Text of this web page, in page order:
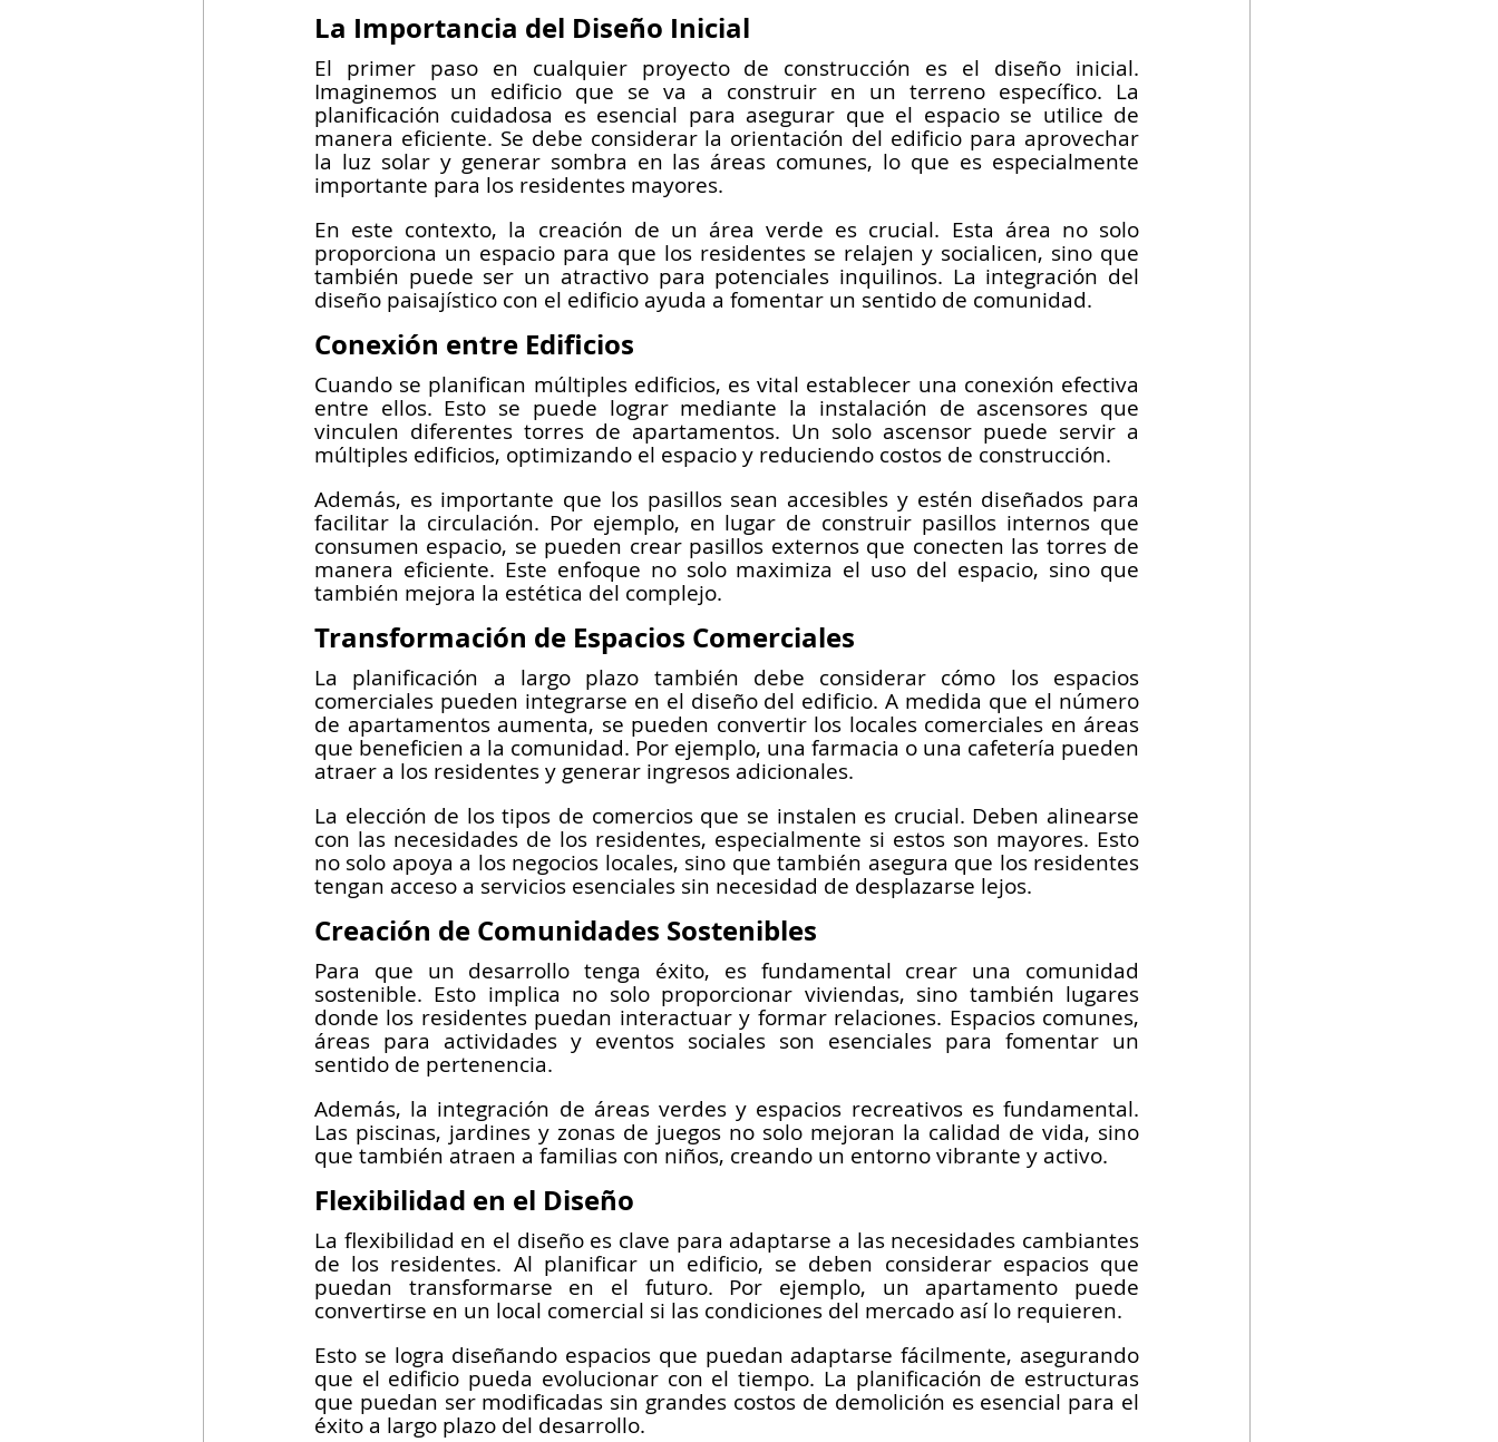
La Importancia del Diseño Inicial
El primer paso en cualquier proyecto de construcción es el diseño inicial.
Imaginemos un edificio que se va a construir en un terreno específico. La
planificación cuidadosa es esencial para asegurar que el espacio se utilice de
manera eficiente. Se debe considerar la orientación del edificio para aprovechar
la luz solar y generar sombra en las áreas comunes, lo que es especialmente
importante para los residentes mayores.
En este contexto, la creación de un área verde es crucial. Esta área no solo
proporciona un espacio para que los residentes se relajen y socialicen, sino que
también puede ser un atractivo para potenciales inquilinos. La integración del
diseño paisajístico con el edificio ayuda a fomentar un sentido de comunidad.
Conexión entre Edificios
Cuando se planifican múltiples edificios, es vital establecer una conexión efectiva
entre ellos. Esto se puede lograr mediante la instalación de ascensores que
vinculen diferentes torres de apartamentos. Un solo ascensor puede servir a
múltiples edificios, optimizando el espacio y reduciendo costos de construcción.
Además, es importante que los pasillos sean accesibles y estén diseñados para
facilitar la circulación. Por ejemplo, en lugar de construir pasillos internos que
consumen espacio, se pueden crear pasillos externos que conecten las torres de
manera eficiente. Este enfoque no solo maximiza el uso del espacio, sino que
también mejora la estética del complejo.
Transformación de Espacios Comerciales
La planificación a largo plazo también debe considerar cómo los espacios
comerciales pueden integrarse en el diseño del edificio. A medida que el número
de apartamentos aumenta, se pueden convertir los locales comerciales en áreas
que beneficien a la comunidad. Por ejemplo, una farmacia o una cafetería pueden
atraer a los residentes y generar ingresos adicionales.
La elección de los tipos de comercios que se instalen es crucial. Deben alinearse
con las necesidades de los residentes, especialmente si estos son mayores. Esto
no solo apoya a los negocios locales, sino que también asegura que los residentes
tengan acceso a servicios esenciales sin necesidad de desplazarse lejos.
Creación de Comunidades Sostenibles
Para que un desarrollo tenga éxito, es fundamental crear una comunidad
sostenible. Esto implica no solo proporcionar viviendas, sino también lugares
donde los residentes puedan interactuar y formar relaciones. Espacios comunes,
áreas para actividades y eventos sociales son esenciales para fomentar un
sentido de pertenencia.
Además, la integración de áreas verdes y espacios recreativos es fundamental.
Las piscinas, jardines y zonas de juegos no solo mejoran la calidad de vida, sino
que también atraen a familias con niños, creando un entorno vibrante y activo.
Flexibilidad en el Diseño
La flexibilidad en el diseño es clave para adaptarse a las necesidades cambiantes
de los residentes. Al planificar un edificio, se deben considerar espacios que
puedan transformarse en el futuro. Por ejemplo, un apartamento puede
convertirse en un local comercial si las condiciones del mercado así lo requieren.
Esto se logra diseñando espacios que puedan adaptarse fácilmente, asegurando
que el edificio pueda evolucionar con el tiempo. La planificación de estructuras
que puedan ser modificadas sin grandes costos de demolición es esencial para el
éxito a largo plazo del desarrollo.